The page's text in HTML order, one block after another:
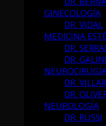
GINECOLOGÍA
DR. VIDAL
MEDICINA
DR.
DR.
DR.
DR.
NEUROLOGÍA
DR. RUSSI